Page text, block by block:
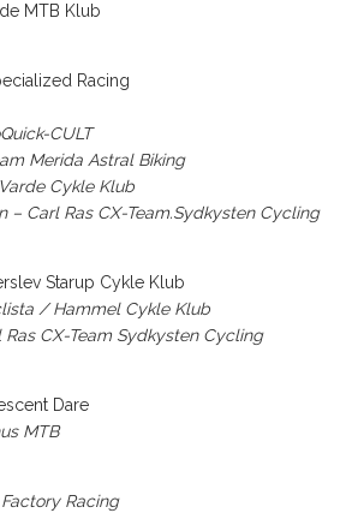
MTB Klub
Racing
CULT
Merida Astral Biking
Cykle Klub
– Carl Ras CX-Team.Sydkysten Cycling
Starup Cykle Klub
/ Hammel Cykle Klub
Ras CX-Team Sydkysten Cycling
Dare
MTB
Racing